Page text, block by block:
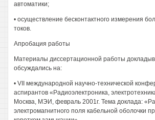
автоматики;
• осуществление бесконтактного измерения
токов.
Апробация работы
Материалы диссертационной работы
обсуждались на:
• VII международной научно-технической
аспирантов «Радиоэлектроника,
Москва, МЭИ, февраль 2001г. Тема доклада:
электромагнитного поля кабельной оболочки